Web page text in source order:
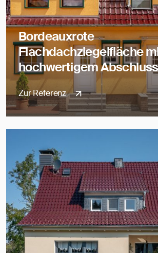
Bordeauxrote
Flachdachziegelfläche
hochwertigem Abschluss
Zur Referenz